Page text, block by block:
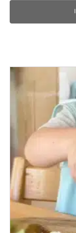
Dieses
Produkt
Optionen
können
auf
der
Produktseite
gewählt
werden